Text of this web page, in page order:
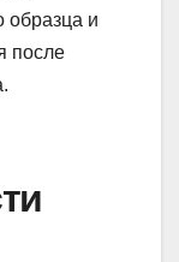
образца и
после